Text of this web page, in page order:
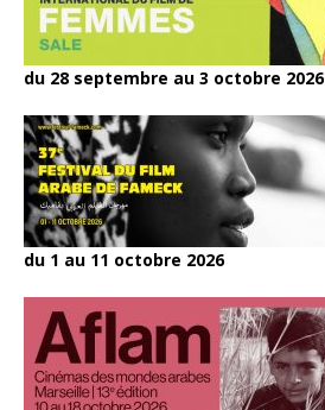
du 28 septembre au 3 octobre 2026
du 1 au 11 octobre 2026